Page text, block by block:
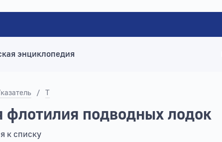
энциклопедия
/ Т
флотилия подводных лодок
к списку